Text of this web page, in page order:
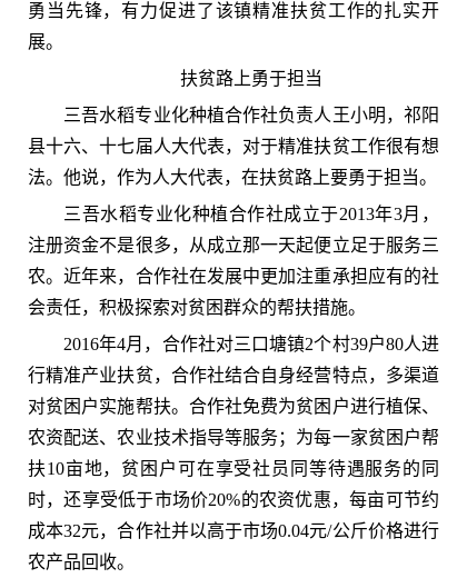
勇当先锋，有力促进了该镇精准扶贫工作的扎实开
展。
扶贫路上勇于担当
三吾水稻专业化种植合作社负责人王小明，祁阳
县十六、十七届人大代表，对于精准扶贫工作很有想
法。他说，作为人大代表，在扶贫路上要勇于担当。
三吾水稻专业化种植合作社成立于2013年3月，
注册资金不是很多，从成立那一天起便立足于服务三
农。近年来，合作社在发展中更加注重承担应有的社
会责任，积极探索对贫困群众的帮扶措施。
2016年4月，合作社对三口塘镇2个村39户80人进
行精准产业扶贫，合作社结合自身经营特点，多渠道
对贫困户实施帮扶。合作社免费为贫困户进行植保、
农资配送、农业技术指导等服务；为每一家贫困户帮
扶10亩地，贫困户可在享受社员同等待遇服务的同
时，还享受低于市场价20%的农资优惠，每亩可节约
成本32元，合作社并以高于市场0.04元/公斤价格进行
农产品回收。